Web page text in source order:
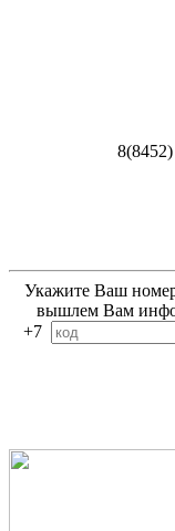
Укажите Ваш
вышлем Вам
+7